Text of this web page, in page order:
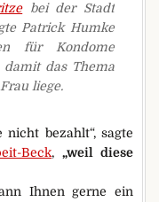
bei der Stadt
Patrick Humke
für Kondome
damit das Thema
liege.
bezahlt“, sagte
Beck, „weil diese
Ihnen gerne ein